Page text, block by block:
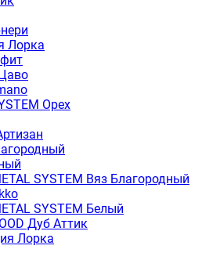
Лорка
Орех
SYSTEM Вяз Благородный
SYSTEM Белый
Дуб Аттик
Лорка